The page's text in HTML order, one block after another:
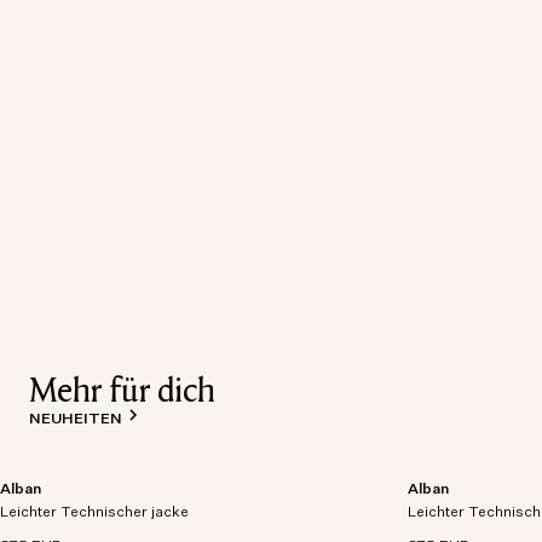
Mehr für dich
NEUHEITEN
Alban
Leichter Technischer jacke
Leichtgewichtige Jacke aus atmungsaktivem,
wasserdichtem und technischem Gewebe.
Alban
Leichter
Leichtgewichtige
wasserdichtem